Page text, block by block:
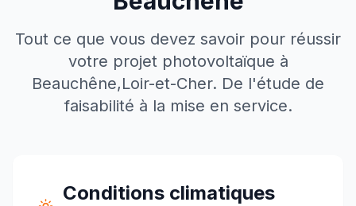
Tout ce que vous devez savoir pour réussir
votre projet photovoltaïque à
Beauchêne,Loir-et-Cher. De l'étude de
faisabilité à la mise en service.
Conditions climatiques